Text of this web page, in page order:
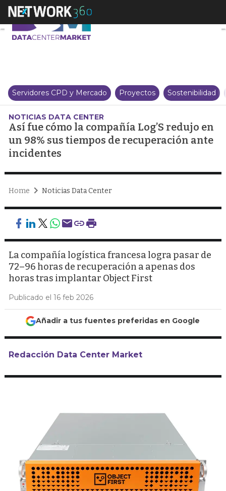
Así fue cómo la compañía
Servidores CPD y Mercado Proyectos Sostenibilidad
NOTICIAS DATA CENTER
Así fue cómo la compañía Log’S redujo en
un 98% sus tiempos de recuperación ante
incidentes
Home Noticias Data Center
La compañía logística francesa logra pasar de
72–96 horas de recuperación a apenas dos
horas tras implantar Object First
Publicado el 16 feb 2026
Añadir a tus fuentes preferidas en Google
Redacción Data Center Market